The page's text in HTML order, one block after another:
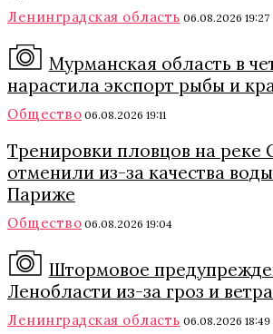
Ленинградская область 06.08.2026 19:27
Мурманская область в
нарастила экспорт рыбы и
Общество 06.08.2026 19:11
Тренировки пловцов на реке
отменили из-за качества
Париже
Общество 06.08.2026 19:04
Штормовое
Ленобласти из-за гроз и ветра
Ленинградская область 06.08.2026 18:49